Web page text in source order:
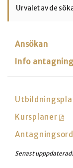
Urvalet av de
Ansökan
Info antagning
Kursplaner
Senast upppdaterad: